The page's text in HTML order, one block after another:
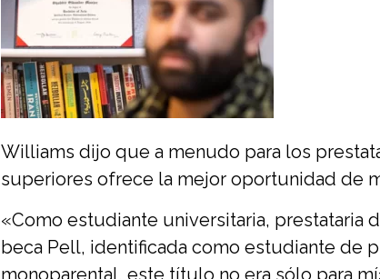
Williams dijo que a menudo para los
superiores ofrece la mejor oportunidad de
«Como estudiante universitaria, prestataria
beca Pell, identificada como estudiante de
monoparental, este título no era sólo para